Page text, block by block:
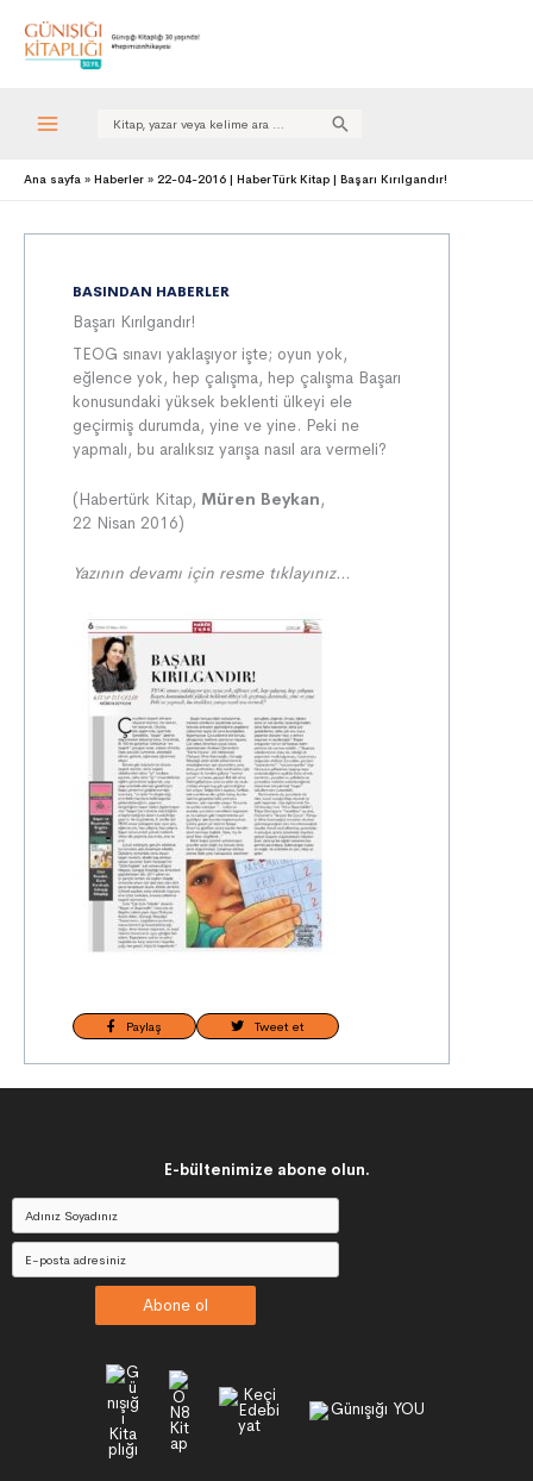
Search
Ana sayfa Haberler 22-04-2016 | HaberTürk Kitap | Başarı Kırılgandır!
BASINDAN HABERLER
Başarı Kırılgandır!
TEOG sınavı yaklaşıyor işte; oyun yok,
eğlence yok, hep çalışma, hep çalışma Başarı
konusundaki yüksek beklenti ülkeyi ele
geçirmiş durumda, yine ve yine. Peki ne
yapmalı, bu aralıksız yarışa nasıl ara vermeli?
(Habertürk Kitap, Müren Beykan,
22 Nisan 2016)
Yazının devamı için resme tıklayınız…
Paylaş Tweet et
E-bültenimize abone olun.
Abone ol